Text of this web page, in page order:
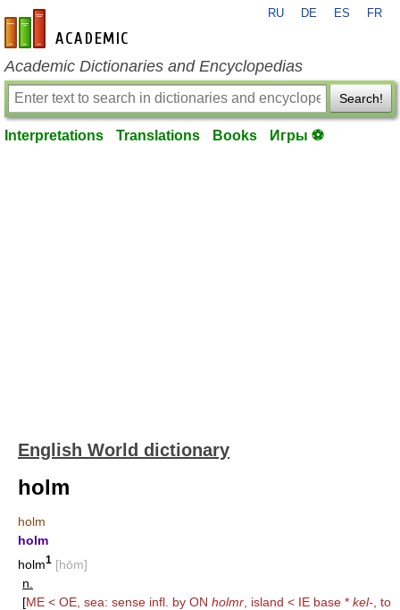
en-academic.com
RU DE ES FR
Academic Dictionaries and Encyclopedias
Search!
Interpretations Translations Books Игры ⚽
English World dictionary
holm
holm
holm
holm1 [hōm]
n.
[ME < OE, sea: sense infl. by ON holmr , island < IE base * kel- , to